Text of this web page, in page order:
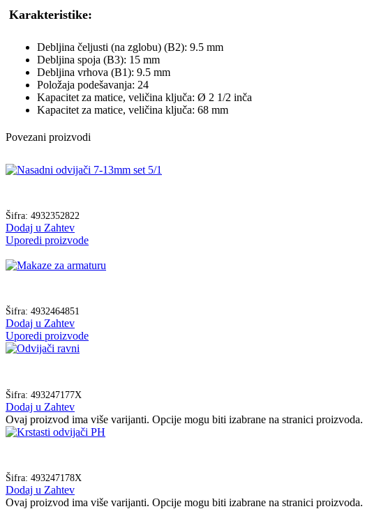
Karakteristike:
Debljina čeljusti (na zglobu) (B2): 9.5 mm
Debljina spoja (B3): 15 mm
Debljina vrhova (B1): 9.5 mm
Položaja podešavanja: 24
Kapacitet za matice, veličina ključa: Ø 2 1/2 inča
Kapacitet za matice, veličina ključa: 68 mm
Povezani proizvodi
Šifra: 4932352822
Dodaj u Zahtev
Uporedi proizvode
Šifra: 4932464851
Dodaj u Zahtev
Uporedi proizvode
Šifra: 493247177X
Dodaj u Zahtev
Ovaj proizvod ima više varijanti. Opcije mogu biti izabrane na stranici proizvoda.
Šifra: 493247178X
Dodaj u Zahtev
Ovaj proizvod ima više varijanti. Opcije mogu biti izabrane na stranici proizvoda.